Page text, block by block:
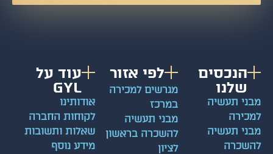
הנכסים
שלנו
תעשיה
תעשיה
לפי אזור
מגרשים למכירה
במרכז
מבני תעשיה
להשכרה בראשון
עוד על
GYL
אודותינו
לקוחות החברה
שאלות ותשובות
מידע נוסף